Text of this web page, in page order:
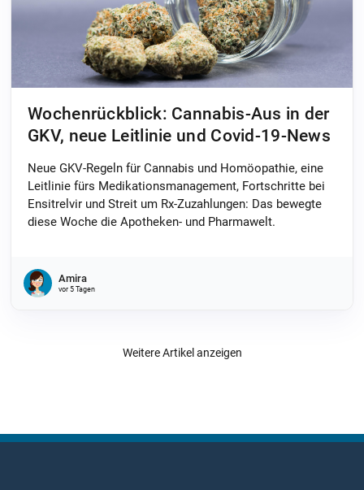
Wochenrückblick: Cannabis-Aus in der
GKV, neue Leitlinie und Covid-19-News
Neue GKV-Regeln für Cannabis und Homöopathie, eine
Leitlinie fürs Medikationsmanagement, Fortschritte bei
Ensitrelvir und Streit um Rx-Zuzahlungen: Das bewegte
diese Woche die Apotheken- und Pharmawelt.
Amira
vor 5 Tagen
Weitere Artikel anzeigen